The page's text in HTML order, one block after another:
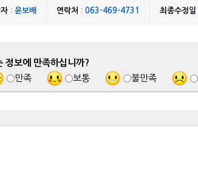
: 윤보배 연락처 : 063-469-4731 최종수정일
정보에 만족하십니까?
만족 보통 불만족